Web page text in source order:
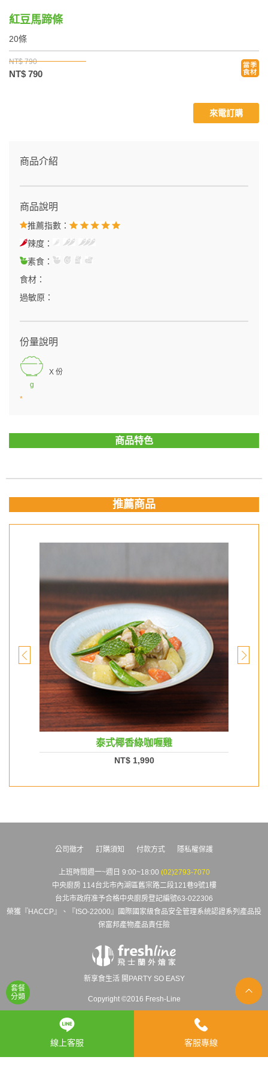
套餐
分類
紅豆馬蹄條
20條
NT$ 790
NT$ 790
商品介紹
商品說明
推薦指數：
辣度：
素食：
食材：
過敏原：
份量說明
g
X 份
*
來電訂購
商品特色
推薦商品
泰式椰香綠咖喱雞
NT$ 1,990
公司徵才 訂購須知 付款方式 隱私權保護
上班時間週一~週日 9:00~18:00 (02)2793-7070
中央廚房 114台北市內湖區舊宗路二段121巷9號1樓
台北市政府准予合格中央廚房登記編號63-022306
榮獲『HACCP』、『ISO-22000』國際國家級食品安全管理系統認證系列產品投
保富邦產物產品責任險
新享食生活 開PARTY SO EASY
Copyright ©2016 Fresh-Line
線上客服 客服專線